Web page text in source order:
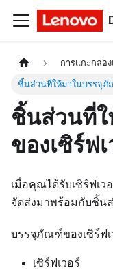
การแกะกล่อ
ชิ้นส่วนที่ให้มาในบรรจุภั
ชิ้นส่วนที่
ของเซิร์ฟ
เมื่อคุณได้รับเซิร์ฟเ
จัดส่งมาพร้อมกับชิ้น
บรรจุภัณฑ์ของเซิร์ฟเ
เซิร์ฟเวอร์